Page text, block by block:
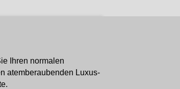
Ihren normalen
atemberaubenden Luxus-